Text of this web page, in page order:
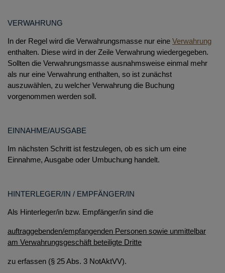
VERWAHRUNG
In der Regel wird die Verwahrungsmasse nur eine Verwahrung
enthalten. Diese wird in der Zeile Verwahrung wiedergegeben.
Sollten die Verwahrungsmasse ausnahmsweise einmal mehr
als nur eine Verwahrung enthalten, so ist zunächst
auszuwählen, zu welcher Verwahrung die Buchung
vorgenommen werden soll.
EINNAHME/AUSGABE
Im nächsten Schritt ist festzulegen, ob es sich um eine
Einnahme, Ausgabe oder Umbuchung handelt.
HINTERLEGER/IN / EMPFÄNGER/IN
Als Hinterleger/in bzw. Empfänger/in sind die
auftraggebenden/empfangenden Personen sowie unmittelbar
am Verwahrungsgeschäft beteiligte Dritte
zu erfassen (§ 25 Abs. 3 NotAktVV).